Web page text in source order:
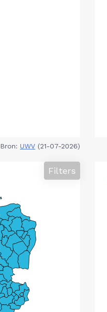
Bron: UWV (21-07-2026)
Filters